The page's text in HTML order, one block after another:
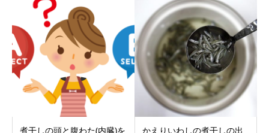
煮干しの頭と腹わた(内臓)を
かえりいわしの煮干しの出